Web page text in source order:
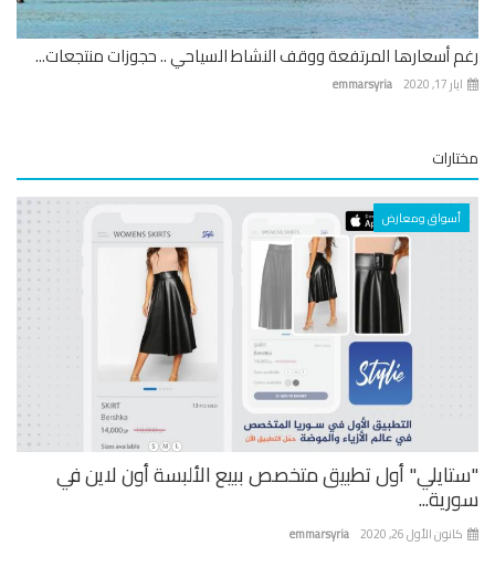
أسعارها المرتفعة ووقف النشاط السياحي .. حجوزات منتجعات...
emmarsyria
أسواق ومعارض
أول تطبيق متخصص ببيع الألبسة أون لاين في
emmarsyria الأول 26, 2020